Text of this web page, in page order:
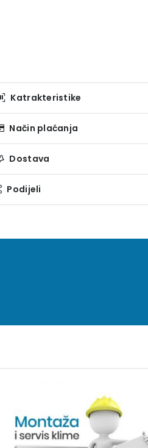
Katrakteristike
Način plaćanja
Dostava
Podijeli